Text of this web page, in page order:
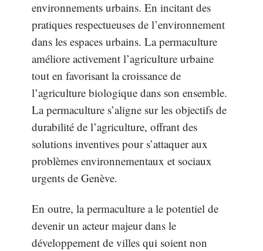
environnements urbains. En incitant des
pratiques respectueuses de l’environnement
dans les espaces urbains. La permaculture
améliore activement l’agriculture urbaine
tout en favorisant la croissance de
l’agriculture biologique dans son ensemble.
La permaculture s’aligne sur les objectifs de
durabilité de l’agriculture, offrant des
solutions inventives pour s’attaquer aux
problèmes environnementaux et sociaux
urgents de Genève.
En outre, la permaculture a le potentiel de
devenir un acteur majeur dans le
développement de villes qui soient non